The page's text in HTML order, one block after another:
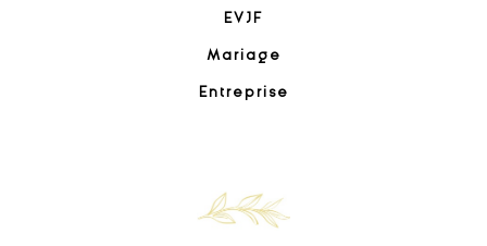
EVJF
Mariage
Entreprise